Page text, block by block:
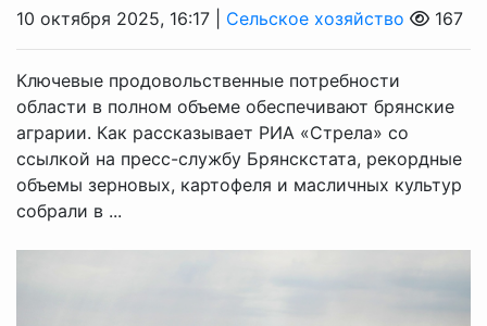
10 октября 2025, 16:17 | Сельское хозяйство 167
Ключевые продовольственные потребности
области в полном объеме обеспечивают брянские
аграрии. Как рассказывает РИА «Стрела» со
ссылкой на пресс-службу Брянскстата, рекордные
объемы зерновых, картофеля и масличных культур
собрали в ...